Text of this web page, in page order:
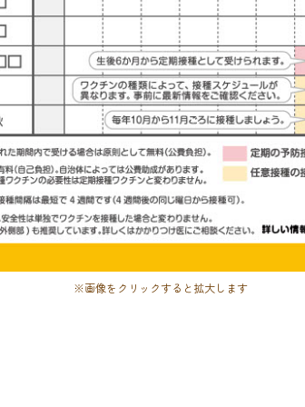
※画像をクリックすると拡大します